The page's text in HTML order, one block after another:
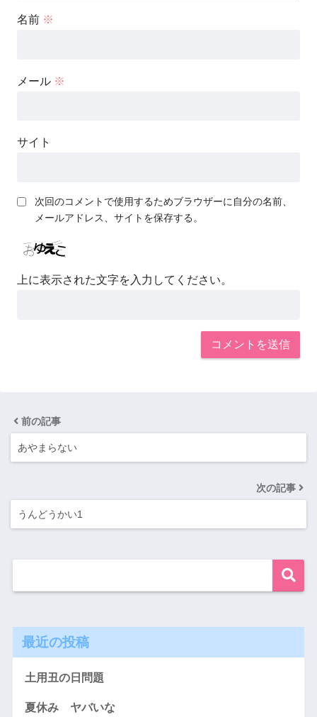
名前 ※
メール ※
サイト
次回のコメントで使用するためブラウザーに自分の名前、
メールアドレス、サイトを保存する。
上に表示された文字を入力してください。
前の記事
あやまらない
次の記事
うんどうかい1
最近の投稿
土用丑の日問題
夏休み ヤバいな